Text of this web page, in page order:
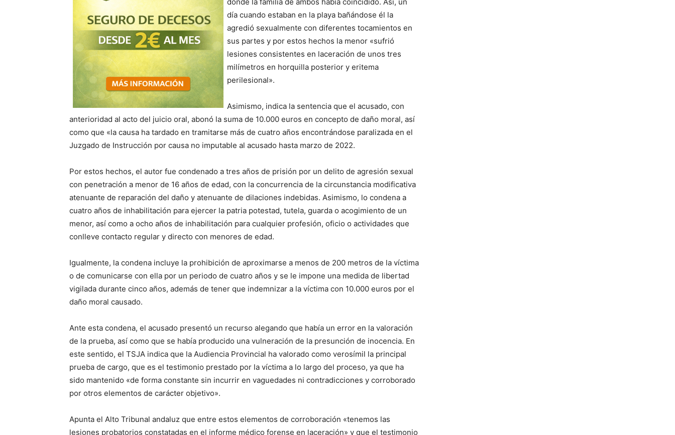
día cuando estaban en la playa bañándose él la
agredió sexualmente con diferentes tocamientos en
sus partes y por estos hechos la menor «sufrió
lesiones consistentes en laceración de unos tres
milímetros en horquilla posterior y eritema
perilesional».
Asimismo, indica la sentencia que el acusado, con
anterioridad al acto del juicio oral, abonó la suma de 10.000 euros en concepto de daño moral, así
como que «la causa ha tardado en tramitarse más de cuatro años encontrándose paralizada en el
Juzgado de Instrucción por causa no imputable al acusado hasta marzo de 2022.
Por estos hechos, el autor fue condenado a tres años de prisión por un delito de agresión sexual
con penetración a menor de 16 años de edad, con la concurrencia de la circunstancia modificativa
atenuante de reparación del daño y atenuante de dilaciones indebidas. Asimismo, lo condena a
cuatro años de inhabilitación para ejercer la patria potestad, tutela, guarda o acogimiento de un
menor, así como a ocho años de inhabilitación para cualquier profesión, oficio o actividades que
conlleve contacto regular y directo con menores de edad.
Igualmente, la condena incluye la prohibición de aproximarse a menos de 200 metros de la víctima
o de comunicarse con ella por un periodo de cuatro años y se le impone una medida de libertad
vigilada durante cinco años, además de tener que indemnizar a la víctima con 10.000 euros por el
daño moral causado.
Ante esta condena, el acusado presentó un recurso alegando que había un error en la valoración
de la prueba, así como que se había producido una vulneración de la presunción de inocencia. En
este sentido, el TSJA indica que la Audiencia Provincial ha valorado como verosímil la principal
prueba de cargo, que es el testimonio prestado por la víctima a lo largo del proceso, ya que ha
sido mantenido «de forma constante sin incurrir en vaguedades ni contradicciones y corroborado
por otros elementos de carácter objetivo».
Apunta el Alto Tribunal andaluz que entre estos elementos de corroboración «tenemos las
lesiones probatorios constatadas en el informe médico forense en laceración» y que el testimonio